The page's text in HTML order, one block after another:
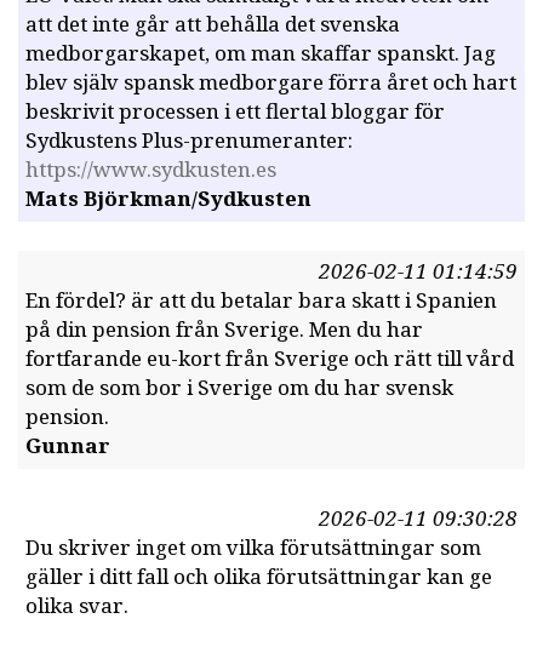
att det inte går att behålla det svenska
medborgarskapet, om man skaffar spanskt. Jag
blev själv spansk medborgare förra året och hart
beskrivit processen i ett flertal bloggar för
Sydkustens Plus-prenumeranter:
https://www.sydkusten.es
Mats Björkman/Sydkusten
2026-02-11 01:14:59
En fördel? är att du betalar bara skatt i Spanien
på din pension från Sverige. Men du har
fortfarande eu-kort från Sverige och rätt till vård
som de som bor i Sverige om du har svensk
pension.
Gunnar
2026-02-11 09:30:28
Du skriver inget om vilka förutsättningar som
gäller i ditt fall och olika förutsättningar kan ge
olika svar.